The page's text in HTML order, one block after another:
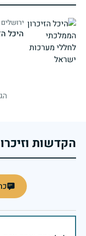
היכל
הקדשות